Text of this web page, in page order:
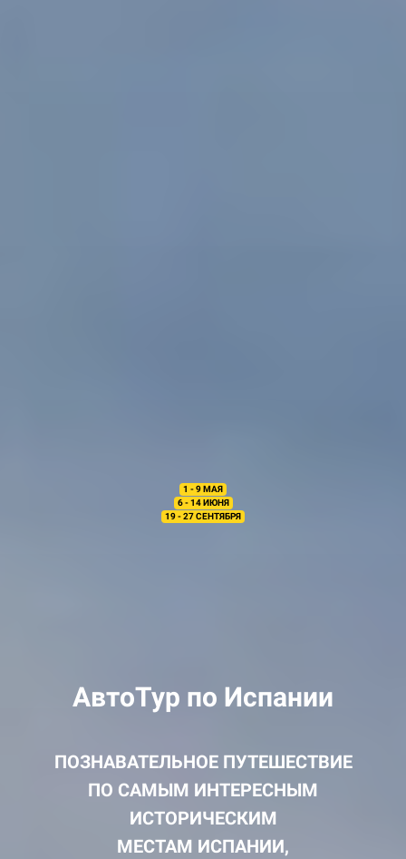
1 - 9 МАЯ
6 - 14 ИЮНЯ
19 - 27 СЕНТЯБРЯ
АвтоТур по Испании
ПОЗНАВАТЕЛЬНОЕ ПУТЕШЕСТВИЕ
ПО САМЫМ ИНТЕРЕСНЫМ
ИСТОРИЧЕСКИМ
МЕСТАМ ИСПАНИИ,